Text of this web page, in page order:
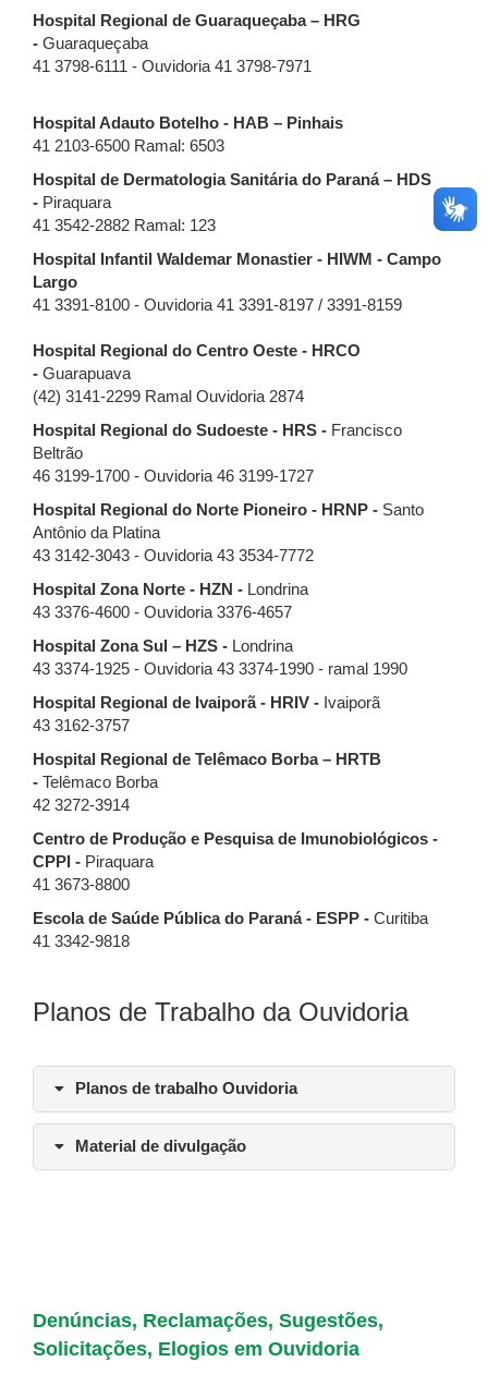
Hospital Regional de Guaraqueçaba – HRG
- Guaraqueçaba
41 3798-6111 - Ouvidoria 41 3798-7971
Hospital Adauto Botelho - HAB – Pinhais
41 2103-6500 Ramal: 6503
Hospital de Dermatologia Sanitária do Paraná – HDS
- Piraquara
41 3542-2882 Ramal: 123
Hospital Infantil Waldemar Monastier - HIWM - Campo
Largo
41 3391-8100 - Ouvidoria 41 3391-8197 / 3391-8159
Hospital Regional do Centro Oeste - HRCO
- Guarapuava
(42) 3141-2299 Ramal Ouvidoria 2874
Hospital Regional do Sudoeste - HRS - Francisco
Beltrão
46 3199-1700 - Ouvidoria 46 3199-1727
Hospital Regional do Norte Pioneiro - HRNP - Santo
Antônio da Platina
43 3142-3043 - Ouvidoria 43 3534-7772
Hospital Zona Norte - HZN - Londrina
43 3376-4600 - Ouvidoria 3376-4657
Hospital Zona Sul – HZS - Londrina
43 3374-1925 - Ouvidoria 43 3374-1990 - ramal 1990
Hospital Regional de Ivaiporã - HRIV - Ivaiporã
43 3162-3757
Hospital Regional de Telêmaco Borba – HRTB
- Telêmaco Borba
42 3272-3914
Centro de Produção e Pesquisa de Imunobiológicos -
CPPI - Piraquara
41 3673-8800
Escola de Saúde Pública do Paraná - ESPP - Curitiba
41 3342-9818
Planos de Trabalho da Ouvidoria
Planos de trabalho Ouvidoria
Material de divulgação
Denúncias, Reclamações, Sugestões,
Solicitações, Elogios em Ouvidoria